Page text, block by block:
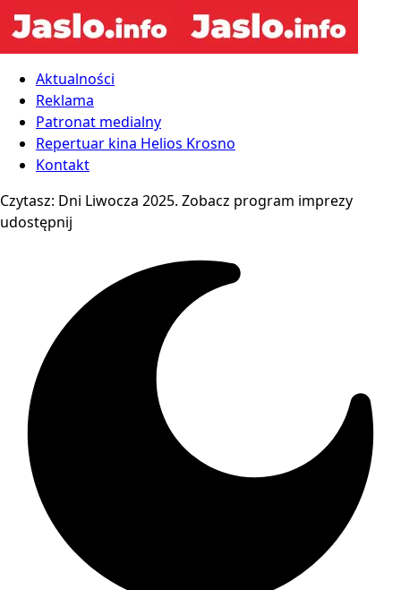
Aktualności
Reklama
Patronat medialny
Repertuar kina Helios Krosno
Kontakt
Czytasz: Dni Liwocza 2025. Zobacz program imprezy
udostępnij